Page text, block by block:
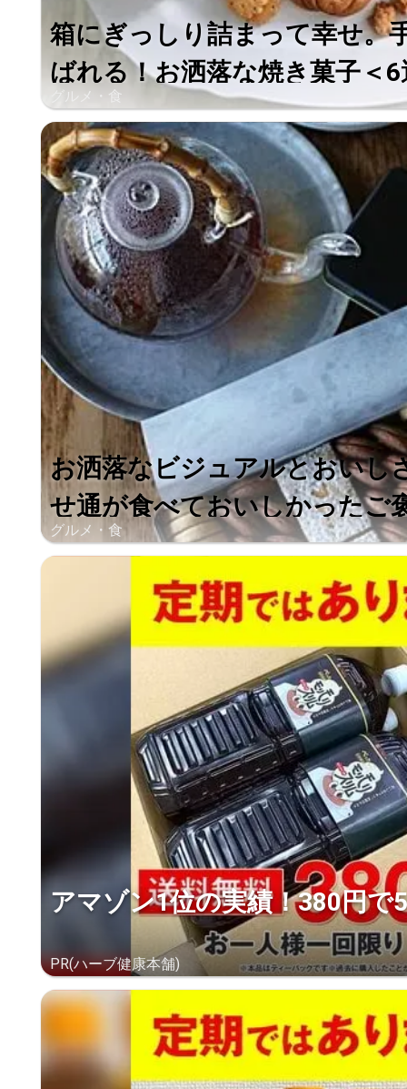
箱にぎっしり詰まって幸せ。
ばれる！お洒落な焼き菓子＜6
グルメ・食
お洒落なビジュアルとおいし
せ通が食べておいしかったご
グルメ・食
アマゾン1位の実績！380円で
PR(ハーブ健康本舗)